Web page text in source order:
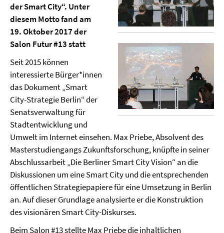
der Smart City“. Unter
diesem Motto fand am
19. Oktober 2017 der
Salon Futur #13 statt
Seit 2015 können
interessierte Bürger*innen
das Dokument „Smart
City-Strategie Berlin“ der
Senatsverwaltung für
Stadtentwicklung und
Umwelt im Internet einsehen. Max Priebe, Absolvent des
Masterstudiengangs Zukunftsforschung, knüpfte in seiner
Abschlussarbeit „Die Berliner Smart City Vision“ an die
Diskussionen um eine Smart City und die entsprechenden
öffentlichen Strategiepapiere für eine Umsetzung in Berlin
an. Auf dieser Grundlage analysierte er die Konstruktion
des visionären Smart City-Diskurses.
Beim Salon #13 stellte Max Priebe die inhaltlichen